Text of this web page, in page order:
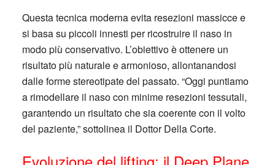
Questa tecnica moderna evita resezioni massicce e
si basa su piccoli innesti per ricostruire il naso in
modo più conservativo. L’obiettivo è ottenere un
risultato più naturale e armonioso, allontanandosi
dalle forme stereotipate del passato. “Oggi puntiamo
a rimodellare il naso con minime resezioni tessutali,
garantendo un risultato che sia coerente con il volto
del paziente,” sottolinea il Dottor Della Corte.